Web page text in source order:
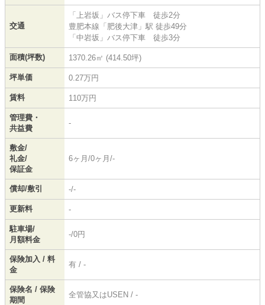
交通
「上岩坂」バス停下車 徒歩2分
豊肥本線 「肥後大津 」駅 徒歩49分
「中岩坂」バス停下車 徒歩3分
面積(坪数) 1370.26㎡ (414.50坪)
坪単価 0.27万円
賃料 110万円
管理費・
共益費
-
敷金/
礼金/
保証金
6ヶ月/0ヶ月/-
償却/敷引 -/-
更新料 -
駐車場/
月額料金
-/0円
保険加入 / 料
金
有 / -
保険名 / 保険
期間
全管協又はUSEN / -